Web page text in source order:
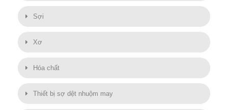
Sợi
Xơ
Hóa chất
Thiết bị sợ dệt nhuộm may